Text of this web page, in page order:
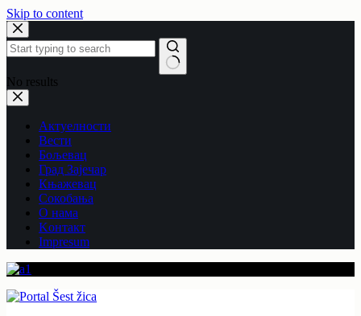
Skip to content
No results
Актуелности
Вести
Бољевац
Град Зајечар
Књажевац
Сокобања
O нама
Kонтакт
Impresum